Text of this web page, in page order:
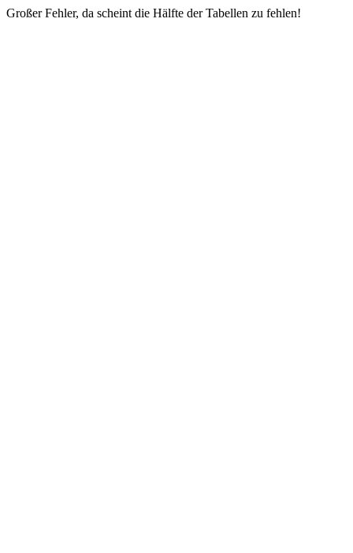
Großer Fehler, da scheint die Hälfte der Tabellen zu fehlen!